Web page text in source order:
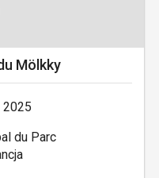
Mölkky
2025
du Parc